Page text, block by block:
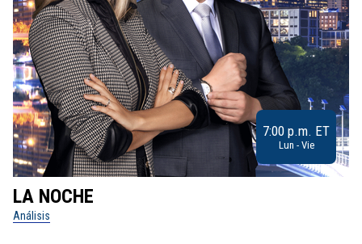
7:00 p.m. ET
Lun - Vie
LA NOCHE
Análisis